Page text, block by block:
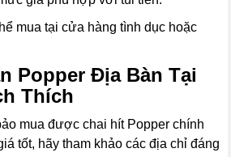
mua tại cửa hàng tình dục hoặc
Popper Địa Bàn Tại
Thích
mua được chai hít Popper chính
tốt, hãy tham khảo các địa chỉ đáng